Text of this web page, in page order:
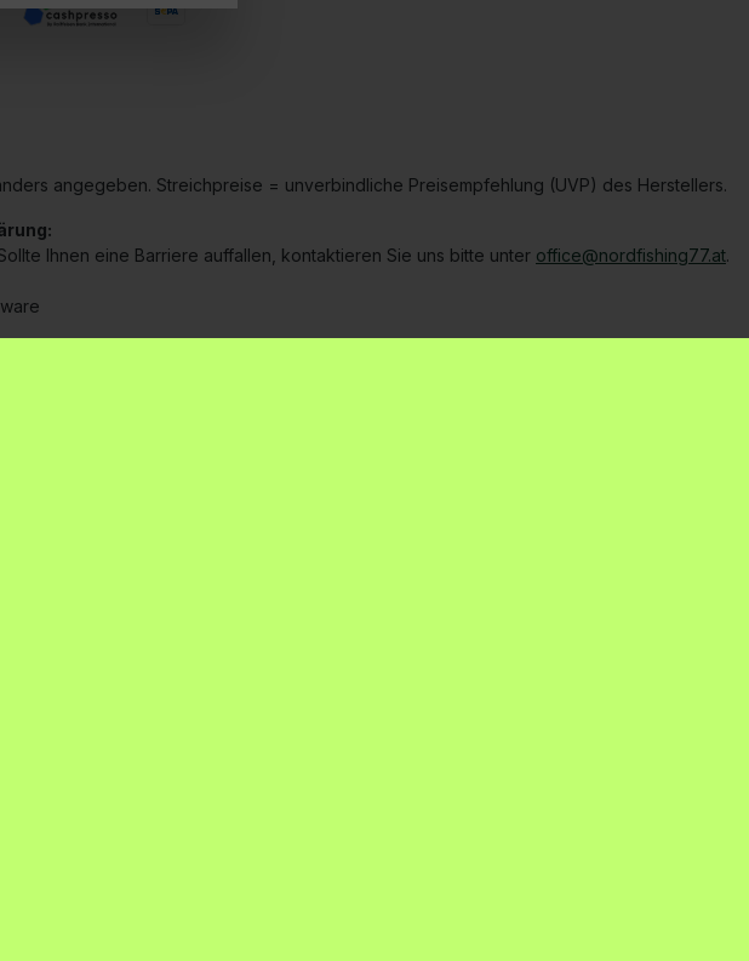
angegeben. Streichpreise = unverbindliche Preisempfehlung (UVP) des Herstellers.
Ihnen eine Barriere auffallen, kontaktieren Sie uns bitte unter office@nordfishing77.at.